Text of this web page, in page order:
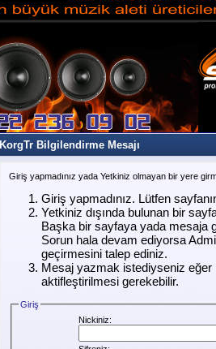
KorgTr Bilgilendirme Mesajı
Giriş yapmadınız yada Yetkiniz olmayan bir yere
Giriş yapmadınız. Lütfen
Yetkiniz dışında bulunan bir
Başka bir sayfaya yada mesaja
Sorun hala devam ediyorsa
geçirmesini talep ediniz.
Mesaj yazmak istediyseniz eğer
aktifleştirilmesi gerekebilir.
Giriş
Nickiniz: